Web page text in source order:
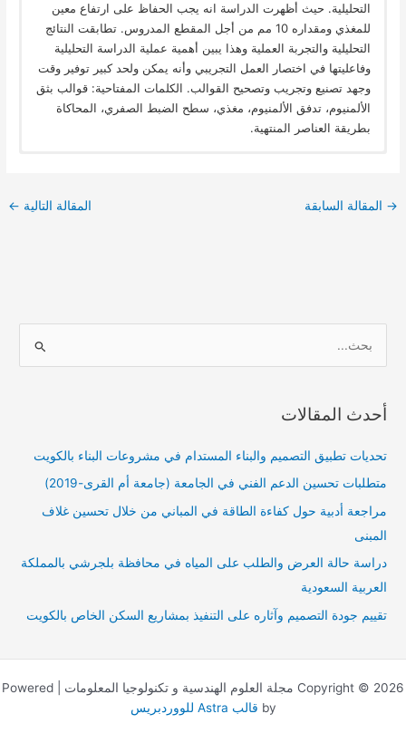
التحليلية. حيث أظهرت الدراسة انه يجب الحفاظ على ارتفاع معين
للمغذي ومقداره 10 مم من أجل المقطع المدروس. تطابقت النتائج
التحليلية والتجربة العملية وهذا يبين أهمية عملية الدراسة التحليلية
وفاعليتها في اختصار العمل التجريبي وأنه يمكن ولحد كبير توفير وقت
وجهد تصنيع وتجريب وتصحيح القوالب. الكلمات المفتاحية: قوالب بثق
الألمنيوم، تدفق الألمنيوم، مغذي، سطح الضبط الصفري، المحاكاة
بطريقة العناصر المنتهية.
→ المقالة السابقة المقالة التالية ←
ح
:
أحدث المقالات
تحديات تطبيق التصميم والبناء المستدام في مشروعات البناء بالكويت
متطلبات تحسين الدعم الفني في الجامعة (جامعة أم القرى-2019)
مراجعة أدبية حول كفاءة الطاقة في المباني من خلال تحسين غلاف
المبنى
دراسة حالة العرض والطلب على المياه في محافظة بلجرشي بالمملكة
العربية السعودية
تقييم جودة التصميم وآثاره على التنفيذ بمشاريع السكن الخاص بالكويت
Copyright © 2026 مجلة العلوم الهندسية و تكنولوجيا المعلومات | Powered
by قالب Astra للووردبريس